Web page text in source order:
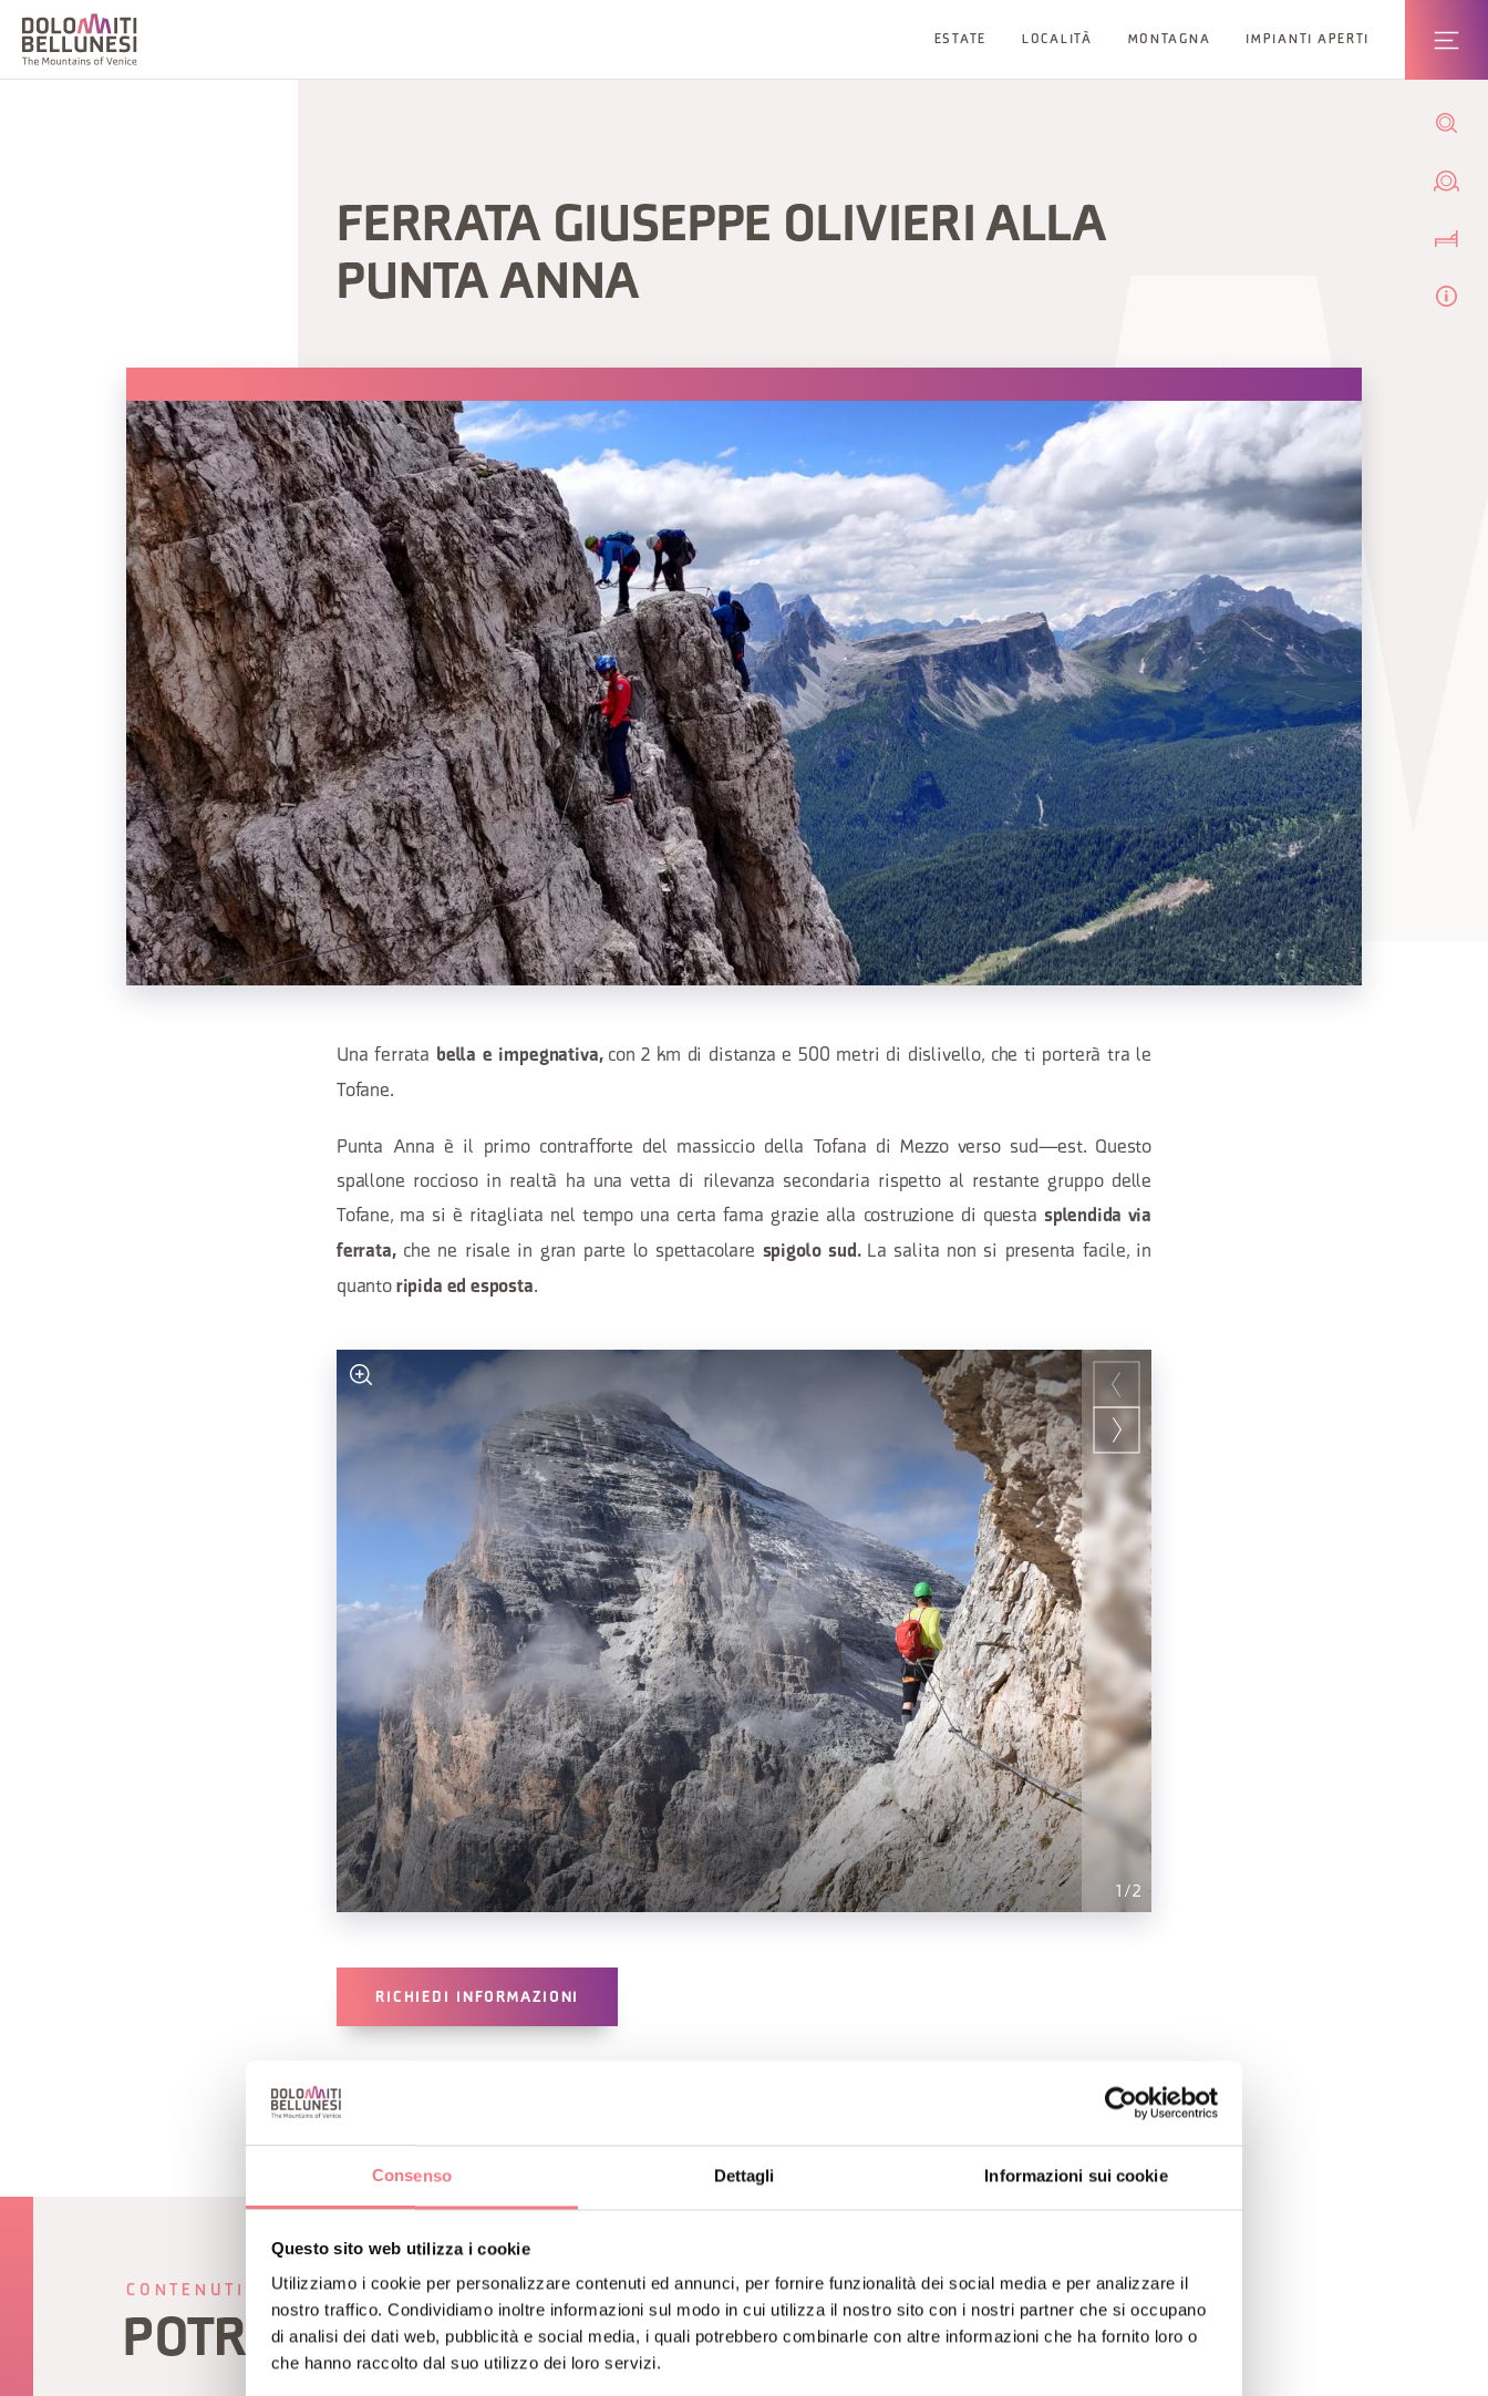
Consenso Dettagli Informazioni sui cookie
Questo sito web utilizza i cookie
Utilizziamo i cookie per personalizzare contenuti ed annunci, per fornire funzionalità dei social media e per analizzare il
nostro traffico. Condividiamo inoltre informazioni sul modo in cui utilizza il nostro sito con i nostri partner che si occupano
di analisi dei dati web, pubblicità e social media, i quali potrebbero combinarle con altre informazioni che ha fornito loro o
che hanno raccolto dal suo utilizzo dei loro servizi.
ESTATE LOCALITÀ MONTAGNA IMPIANTI APERTI
FERRATA GIUSEPPE OLIVIERI ALLA
PUNTA ANNA
Una ferrata bella e impegnativa, con 2 km di distanza e 500 metri di dislivello, che ti porterà tra le
Tofane.
Punta Anna è il primo contrafforte del massiccio della Tofana di Mezzo verso sud—est. Questo
spallone roccioso in realtà ha una vetta di rilevanza secondaria rispetto al restante gruppo delle
Tofane, ma si è ritagliata nel tempo una certa fama grazie alla costruzione di questa splendida via
ferrata,che ne risale in gran parte lo spettacolare spigolo sud. La salita non si presenta facile, in
quantoripida ed esposta.
1 /2
RICHIEDI INFORMAZIONI
CONTENUTI CORRELATI
POTREBBE PIACERTI ANCHE